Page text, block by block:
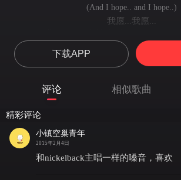
(And I hope.. and I hope..)
我愿...我愿...
我已练习了很久，一遍又一
And now I think that I've got it all
现在我认为我可以把这些都说
我已习惯大声，这是我喜欢
Shouldn't have to give a reason
下载APP
评论 相似歌曲
精彩评论
小镇空巢青年
2015年2月4日
和nickelback主唱一样的嗓音，喜欢